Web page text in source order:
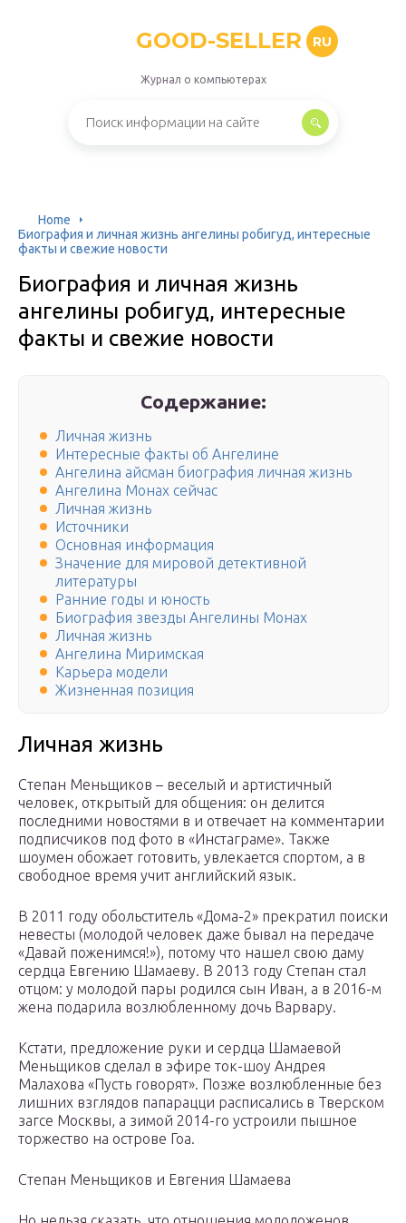
GOOD-SELLER RU
Журнал о компьютерах
Home
Биография и личная жизнь ангелины робигуд, интересные
факты и свежие новости
Биография и личная жизнь
ангелины робигуд, интересные
факты и свежие новости
Содержание:
Личная жизнь
Интересные факты об Ангелине
Ангелина айсман биография личная жизнь
Ангелина Монах сейчас
Личная жизнь
Источники
Основная информация
Значение для мировой детективной
литературы
Ранние годы и юность
Биография звезды Ангелины Монах
Личная жизнь
Ангелина Миримская
Карьера модели
Жизненная позиция
Личная жизнь
Степан Меньщиков – веселый и артистичный
человек, открытый для общения: он делится
последними новостями в и отвечает на комментарии
подписчиков под фото в «Инстаграме». Также
шоумен обожает готовить, увлекается спортом, а в
свободное время учит английский язык.
В 2011 году обольститель «Дома-2» прекратил поиски
невесты (молодой человек даже бывал на передаче
«Давай поженимся!»), потому что нашел свою даму
сердца Евгению Шамаеву. В 2013 году Степан стал
отцом: у молодой пары родился сын Иван, а в 2016-м
жена подарила возлюбленному дочь Варвару.
Кстати, предложение руки и сердца Шамаевой
Меньщиков сделал в эфире ток-шоу Андрея
Малахова «Пусть говорят». Позже возлюбленные без
лишних взглядов папарацци расписались в Тверском
загсе Москвы, а зимой 2014-го устроили пышное
торжество на острове Гоа.
Степан Меньщиков и Евгения Шамаева